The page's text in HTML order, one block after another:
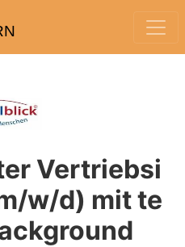
Vertriebsi
w/d) mit te